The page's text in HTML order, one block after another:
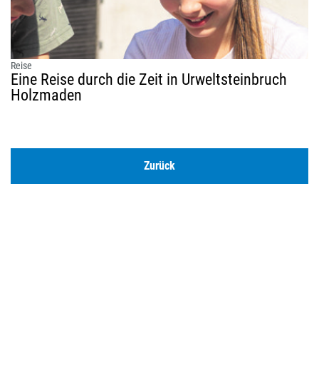
Reise
Eine Reise durch die Zeit in Urweltsteinbruch
Holzmaden
Zurück